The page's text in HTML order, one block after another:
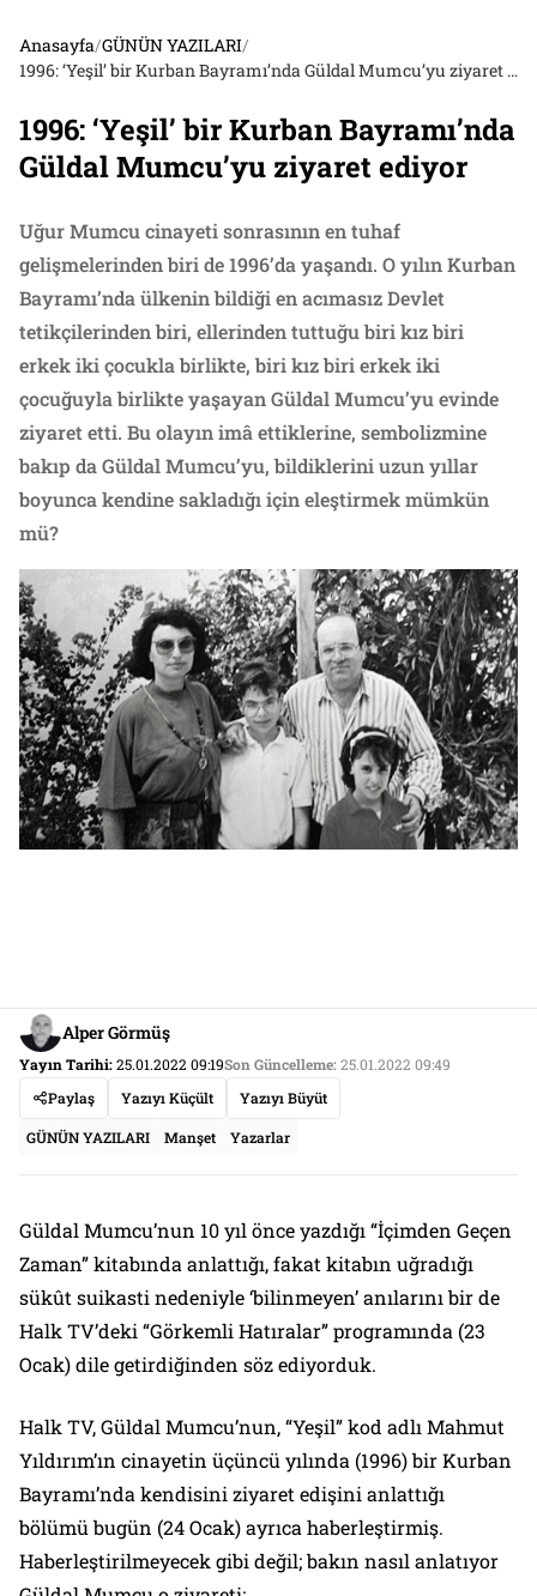
Anasayfa/GÜNÜN YAZILARI/
1996: ‘Yeşil’ bir Kurban Bayramı’nda Güldal Mumcu’yu ziyaret ediyor
1996: ‘Yeşil’ bir Kurban Bayramı’nda
Güldal Mumcu’yu ziyaret ediyor
Uğur Mumcu cinayeti sonrasının en tuhaf
gelişmelerinden biri de 1996’da yaşandı. O yılın Kurban
Bayramı’nda ülkenin bildiği en acımasız Devlet
tetikçilerinden biri, ellerinden tuttuğu biri kız biri
erkek iki çocukla birlikte, biri kız biri erkek iki
çocuğuyla birlikte yaşayan Güldal Mumcu’yu evinde
ziyaret etti. Bu olayın imâ ettiklerine, sembolizmine
bakıp da Güldal Mumcu’yu, bildiklerini uzun yıllar
boyunca kendine sakladığı için eleştirmek mümkün
mü?
Alper Görmüş
Yayın Tarihi:25.01.2022 09:19Son Güncelleme:25.01.2022 09:49
Paylaş
Yazıyı Küçült Yazıyı Büyüt
GÜNÜN YAZILARI Manşet Yazarlar
Güldal Mumcu’nun 10 yıl önce yazdığı “İçimden Geçen
Zaman” kitabında anlattığı, fakat kitabın uğradığı
sükût suikasti nedeniyle ‘bilinmeyen’ anılarını bir de
Halk TV’deki “Görkemli Hatıralar” programında (23
Ocak) dile getirdiğinden söz ediyorduk.
Halk TV, Güldal Mumcu’nun, “Yeşil” kod adlı Mahmut
Yıldırım’ın cinayetin üçüncü yılında (1996) bir Kurban
Bayramı’nda kendisini ziyaret edişini anlattığı
bölümü bugün (24 Ocak) ayrıca haberleştirmiş.
Haberleştirilmeyecek gibi değil; bakın nasıl anlatıyor